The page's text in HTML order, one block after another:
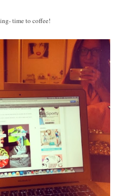
time to coffee!